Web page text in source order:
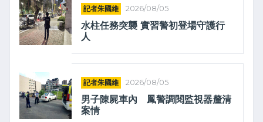
記者朱國維 2026/08/05
水柱任務突襲 實習警初登場守護行
人
記者朱國維 2026/08/05
男子陳屍車內 鳳警調閱監視器釐清
案情